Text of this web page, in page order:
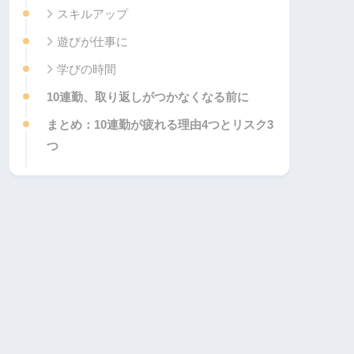
スキルアップ
遊びが仕事に
学びの時間
10連勤、取り返しがつかなくなる前に
まとめ：10連勤が疲れる理由4つとリスク3
つ